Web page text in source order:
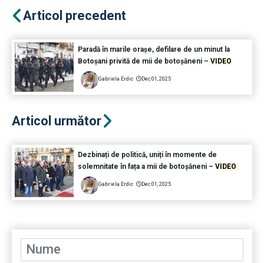
Articol precedent
Paradă în marile orașe, defilare de un minut la
Botoșani privită de mii de botoșăneni – VIDEO
Gabriela Erdic Dec 01, 2025
Articol următor
Dezbinați de politică, uniți în momente de
solemnitate în fața a mii de botoșăneni – VIDEO
Gabriela Erdic Dec 01, 2025